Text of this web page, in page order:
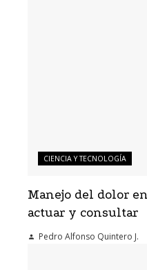
CIENCIA Y TECNOLOGÍA
Manejo del dolor
actuar y consultar
Pedro Alfonso Quintero J.